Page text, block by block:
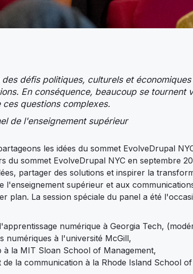
défis politiques, culturels et
En conséquence, beaucoup se tournent
questions complexes.
de l'enseignement supérieur
les idées du sommet EvolveDrupal
du sommet EvolveDrupal NYC en septembre
partager des solutions et inspirer la
l'enseignement supérieur et aux
plan. La session spéciale du panel a été
numérique à Georgia Tech,
numériques à l'université McGill,
la MIT Sloan School of Management,
la communication à la Rhode Island School of